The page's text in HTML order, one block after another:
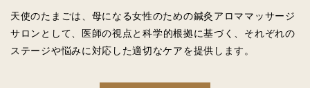
天使のたまごは、母になる女性のための鍼灸アロママッサージ
サロンとして、
医師の視点と科学的根拠に基づく、 それぞれの
ステージや悩みに対応した適切なケアを提供します。